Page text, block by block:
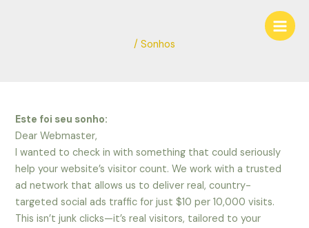
Main
/ Sonhos
Este foi seu sonho:
Dear Webmaster,
I wanted to check in with something that could seriously
help your website’s visitor count. We work with a trusted
ad network that allows us to deliver real, country-
targeted social ads traffic for just $10 per 10,000 visits.
This isn’t junk clicks—it’s real visitors, tailored to your